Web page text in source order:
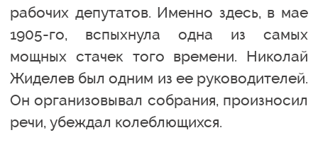
рабочих депутатов. Именно здесь, в мае
1905-го, вспыхнула одна из самых
мощных стачек того времени. Николай
Жиделев был одним из ее руководителей.
Он организовывал собрания, произносил
речи, убеждал колеблющихся.